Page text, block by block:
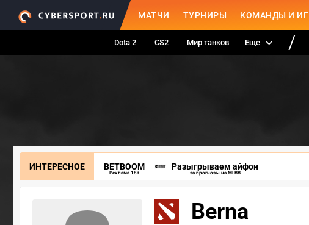
МАТЧИ ТУРНИРЫ КОМАНДЫ И
Dota 2 CS2 Мир танков Еще
ИНТЕРЕСНОЕ BETBOOM
Реклама 18+
Разыгрываем айфон
за прогнозы на MLBB
Berna